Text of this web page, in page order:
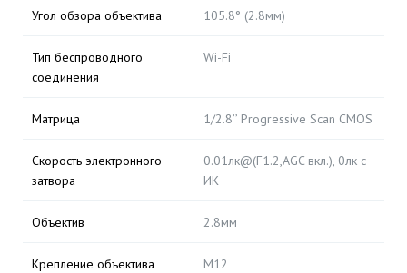
Угол обзора объектива 105.8° (2.8мм)
Тип беспроводного
соединения
Wi-Fi
Матрица 1/2.8’’ Progressive Scan CMOS
Скорость электронного
затвора
0.01лк@(F1.2,AGC вкл.), 0лк с
ИК
Объектив 2.8мм
Крепление объектива M12